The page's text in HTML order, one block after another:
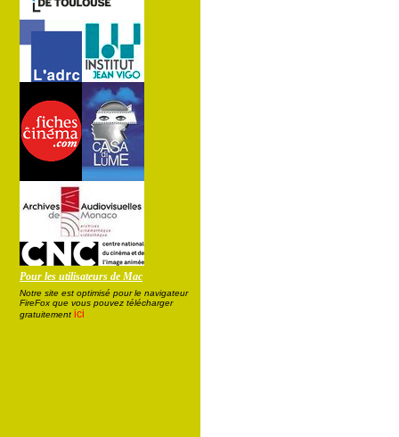
Pour les utilisateurs de Mac
Notre site est optimisé pour le navigateur
FireFox que vous pouvez télécharger
gratuitement ici